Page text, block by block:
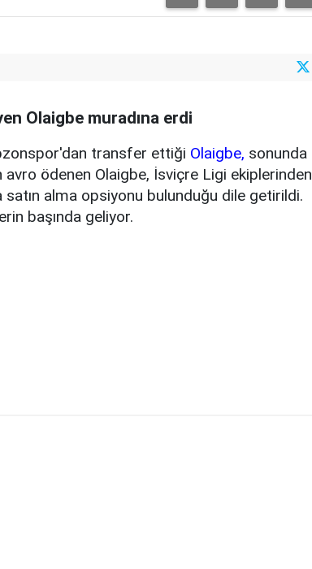
Olaigbe muradına erdi
transfer ettiği Olaigbe, sonunda
ödenen Olaigbe, İsviçre Ligi ekiplerinden
alma opsiyonu bulunduğu dile getirildi.
başında geliyor.